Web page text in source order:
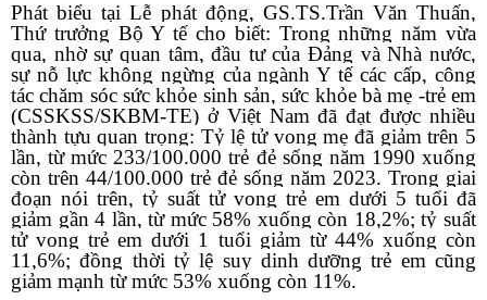
Phát biểu tại Lễ phát động, GS.TS.Trần Văn Thuấn,
Thứ trưởng Bộ Y tế cho biết: Trong những năm vừa
qua, nhờ sự quan tâm, đầu tư của Đảng và Nhà nước,
sự nỗ lực không ngừng của ngành Y tế các cấp, công
tác chăm sóc sức khỏe sinh sản, sức khỏe bà mẹ -trẻ em
(CSSKSS/SKBM-TE) ở Việt Nam đã đạt được nhiều
thành tựu quan trọng: Tỷ lệ tử vong mẹ đã giảm trên 5
lần, từ mức 233/100.000 trẻ đẻ sống năm 1990 xuống
còn trên 44/100.000 trẻ đẻ sống năm 2023. Trong giai
đoạn nói trên, tỷ suất tử vong trẻ em dưới 5 tuổi đã
giảm gần 4 lần, từ mức 58% xuống còn 18,2%; tỷ suất
tử vong trẻ em dưới 1 tuổi giảm từ 44% xuống còn
11,6%; đồng thời tỷ lệ suy dinh dưỡng trẻ em cũng
giảm mạnh từ mức 53% xuống còn 11%.